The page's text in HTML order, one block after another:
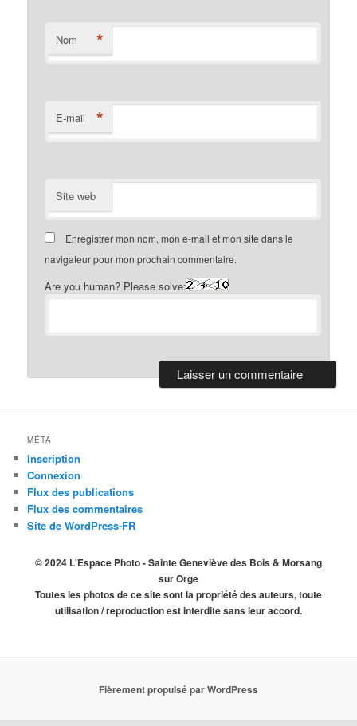
Nom *
E-mail *
Site web
Enregistrer mon nom, mon e-mail et mon site dans le
navigateur pour mon prochain commentaire.
Are you human? Please solve:
MÉTA
Inscription
Connexion
Flux des publications
Flux des commentaires
Site de WordPress-FR
© 2024 L'Espace Photo - Sainte Geneviève des Bois & Morsang
sur Orge
Toutes les photos de ce site sont la propriété des auteurs, toute
utilisation / reproduction est interdite sans leur accord.
Fièrement propulsé par WordPress